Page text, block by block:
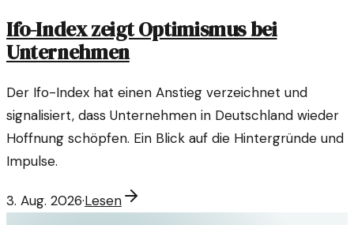
Ifo-Index zeigt Optimismus bei
Unternehmen
Der Ifo-Index hat einen Anstieg verzeichnet und
signalisiert, dass Unternehmen in Deutschland wieder
Hoffnung schöpfen. Ein Blick auf die Hintergründe und
Impulse.
3. Aug. 2026·Lesen